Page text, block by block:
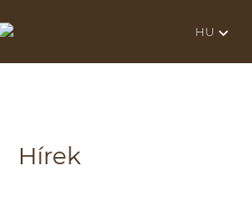
keyboard_arrow_down
Hírek